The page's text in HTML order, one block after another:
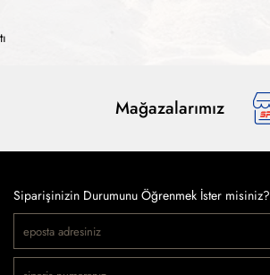
Mağazalarımız
Siparişinizin Durumunu Öğrenmek İster misiniz?